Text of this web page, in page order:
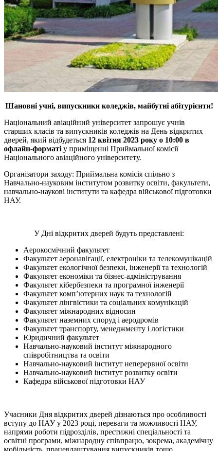
Шановні учні, випускники коледжів, майбутні абітурієнти!
Національний авіаційний університет запрошує учнів
старших класів та випускників коледжів на День відкритих
дверей, який відбудеться 12 квітня 2023 року о 10:00 в
офлайн-форматі у приміщенні Приймальної комісії
Національного авіаційного університету.
Організатори заходу: Приймальна комісія спільно з
Навчально-науковим інститутом розвитку освіти, факультети,
навчально-наукові інститути та кафедра військової підготовки
НАУ.
У Дні відкритих дверей будуть представлені:
Аерокосмічний факультет
Факультет аеронавігації, електроніки та телекомунікацій
Факультет екологічної безпеки, інженерії та технологій
Факультет економіки та бізнес-адміністрування
Факультет кібербезпеки та програмної інженерії
Факультет комп’ютерних наук та технологій
Факультет лінгвістики та соціальних комунікацій
Факультет міжнародних відносин
Факультет наземних споруд і аеродромів
Факультет транспорту, менеджменту і логістики
Юридичний факультет
Навчально-науковий інститут міжнародного
співробітництва та освіти
Навчально-науковий інститут неперервної освіти
Навчально-науковий інститут розвитку освіти
Кафедра військової підготовки НАУ
Учасники Дня відкритих дверей дізнаються про особливості
вступу до НАУ у 2023 році, переваги та можливості НАУ,
напрями роботи підрозділів, престижні спеціальності та
освітні програми, міжнародну співпрацю, зокрема, академічну
мобільність, працевлаштування випускників тощо.